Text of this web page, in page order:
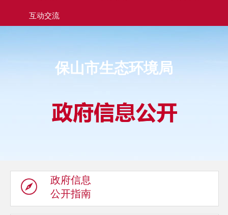
互动交流
保山市生态环境局
政府信息
公开指南